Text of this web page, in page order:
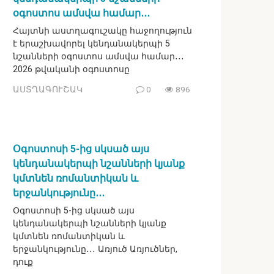
օգոստոս ամսվա համար․․․
Հայտնի աստղագուշակը հաջողություն
է երաշխավորել կենդանակերպի 5
նշանների օգոստոս ամսվա համար․․․
2026 թվականի օգոստոսը
ԱՍՏՂԱԳՈՒՇԱԿ 0 896
Օգոստոսի 5-ից սկսած այս
կենդանակերպի նշանների կյանք
կմտնեն ռոմանտիկան և
երջանկությունը․․․
Օգոստոսի 5-ից սկսած այս
կենդանակերպի նշանների կյանք
կմտնեն ռոմանտիկան և
երջանկությունը․․․ Առյուծ Առյուծներ,
դուք